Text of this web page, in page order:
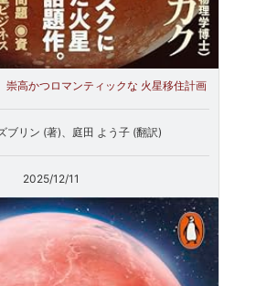
崇高かつロマンティックな 火星移住計画
ブリン (著)、庭田 よう子 (翻訳)
2025/12/11